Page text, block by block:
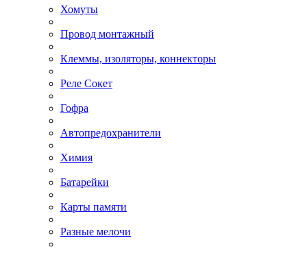
Хомуты
Провод монтажный
Клеммы, изоляторы, коннекторы
Реле Сокет
Гофра
Автопредохранители
Химия
Батарейки
Карты памяти
Разные мелочи